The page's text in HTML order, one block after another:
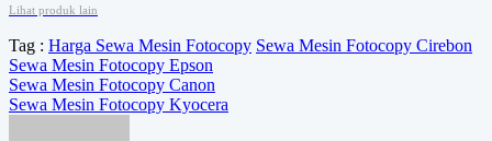
Lihat produk lain
Tag : Harga Sewa Mesin Fotocopy Sewa Mesin Fotocopy Cirebon
Sewa Mesin Fotocopy Epson
Navigasi
pos
Sewa Mesin Fotocopy Canon
Sewa Mesin Fotocopy Kyocera